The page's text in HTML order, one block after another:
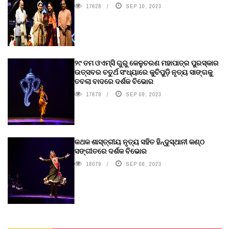
17628 SEP 10, 2023
୨୯ ତମ ଓଏମ୍‌ସି ଗୁରୁ କେଳୁଚରଣ ମହାପାତ୍ର ପୁରସ୍କାର
ଉତ୍ସବର ଚତୁର୍ଥ ସଂଧ୍ୟାରେ କୁଚିପୁଡ଼ି ନୃତ୍ୟ ସାଙ୍ଗକୁ
ତବଲା ବାଦରେ ଦର୍ଶକ ବିଭୋର
17679 SEP 09, 2023
କଥକ ଶାସ୍ତ୍ରୀୟ ନୃତ୍ୟ ସହିତ ହିନ୍ଦୁସ୍ଥାନୀ କଣ୍ଠ
ସଙ୍ଗୀତରେ ଦର୍ଶକ ବିଭୋର
18079 SEP 06, 2023